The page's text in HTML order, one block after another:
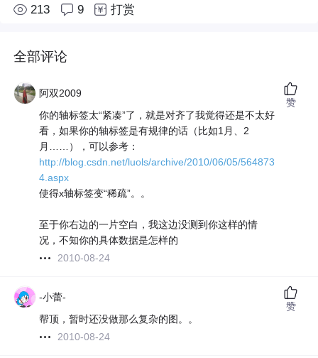
213 9 打赏
全部评论
阿双2009
你的轴标签太“紧凑”了，就是对齐了我觉得还是不太好
看，如果你的轴标签是有规律的话（比如1月、2
月……），可以参考：
http://blog.csdn.net/luols/archive/2010/06/05/564873
4.aspx
使得x轴标签变“稀疏”。。
至于你右边的一片空白，我这边没测到你这样的情
况，不知你的具体数据是怎样的
2010-08-24
赞
-小蕾-
帮顶，暂时还没做那么复杂的图。。
2010-08-24
赞